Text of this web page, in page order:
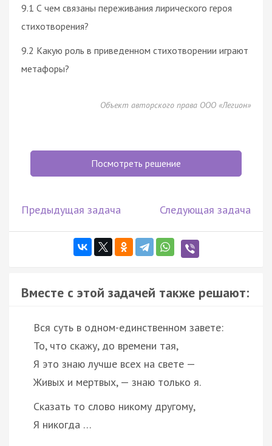
9.1 С чем связаны переживания лирического героя
стихотворения?
9.2 Какую роль в приведенном стихотворении играют
метафоры?
Объект авторского права ООО «Легион»
Посмотреть решение
Предыдущая задача Следующая задача
Вместе с этой задачей также решают:
Вся суть в одном-единственном завете:
То, что скажу, до времени тая,
Я это знаю лучше всех на свете —
Живых и мертвых, — знаю только я.
Сказать то слово никому другому,
Я никогда …